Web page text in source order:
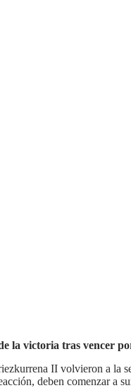
la victoria tras vencer
II volvieron a la
deben comenzar a